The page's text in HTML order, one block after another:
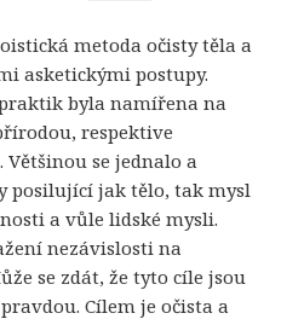
metoda očisty těla a
asketickými postupy.
byla namířena na
respektive
se jednalo a
posilující jak tělo, tak mysl
a vůle lidské mysli.
nezávislosti na
se zdát, že tyto cíle jsou
Cílem je očista a